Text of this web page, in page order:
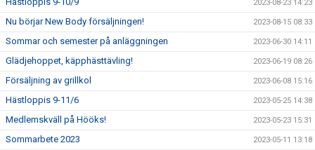
2023-08-23 14:23
Nu börjar New Body försäljningen! 2023-08-15 08:33
Sommar och semester på anläggningen 2023-06-30 14:11
Glädjehoppet, käpphästtävling! 2023-06-19 08:26
Försäljning av grillkol 2023-06-08 15:16
Hästloppis 9-11/6 2023-05-25 14:38
Medlemskväll på Hööks! 2023-05-23 15:31
Sommarbete 2023 2023-05-11 13:18